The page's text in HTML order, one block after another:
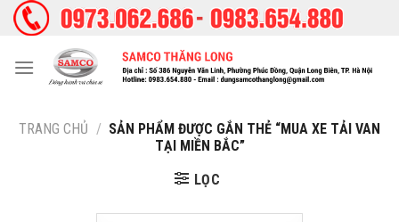
Skip
TRANG CHỦ / SẢN PHẨM ĐƯỢC GẮN THẺ “MUA XE TẢI VAN
TẠI MIỀN BẮC”
LỌC